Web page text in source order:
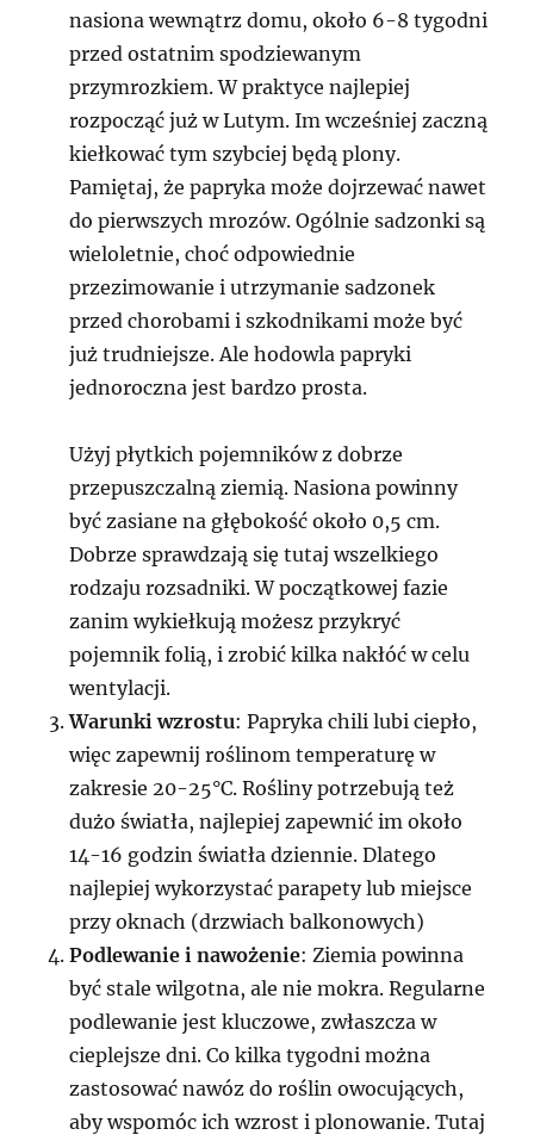
nasiona wewnątrz domu, około 6-8 tygodni
przed ostatnim spodziewanym
przymrozkiem. W praktyce najlepiej
rozpocząć już w Lutym. Im wcześniej zaczną
kiełkować tym szybciej będą plony.
Pamiętaj, że papryka może dojrzewać nawet
do pierwszych mrozów. Ogólnie sadzonki są
wieloletnie, choć odpowiednie
przezimowanie i utrzymanie sadzonek
przed chorobami i szkodnikami może być
już trudniejsze. Ale hodowla papryki
jednoroczna jest bardzo prosta.
Użyj płytkich pojemników z dobrze
przepuszczalną ziemią. Nasiona powinny
być zasiane na głębokość około 0,5 cm.
Dobrze sprawdzają się tutaj wszelkiego
rodzaju rozsadniki. W początkowej fazie
zanim wykiełkują możesz przykryć
pojemnik folią, i zrobić kilka nakłóć w celu
wentylacji.
Warunki wzrostu: Papryka chili lubi ciepło,
więc zapewnij roślinom temperaturę w
zakresie 20-25°C. Rośliny potrzebują też
dużo światła, najlepiej zapewnić im około
14-16 godzin światła dziennie. Dlatego
najlepiej wykorzystać parapety lub miejsce
przy oknach (drzwiach balkonowych)
Podlewanie i nawożenie: Ziemia powinna
być stale wilgotna, ale nie mokra. Regularne
podlewanie jest kluczowe, zwłaszcza w
cieplejsze dni. Co kilka tygodni można
zastosować nawóz do roślin owocujących,
aby wspomóc ich wzrost i plonowanie. Tutaj